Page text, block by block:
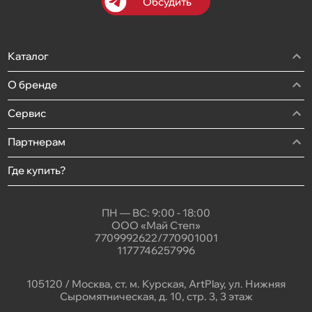
Каталог
О бренде
Сервис
Партнерам
Где купить?
ПН — ВС: 9:00 - 18:00
ООО «Май Степ»
7709992622/770901001
1177746257996
105120 / Москва, ст. м. Курская, ArtPlay, ул. Нижняя
Сыромятническая, д. 10, стр. 3, 3 этаж